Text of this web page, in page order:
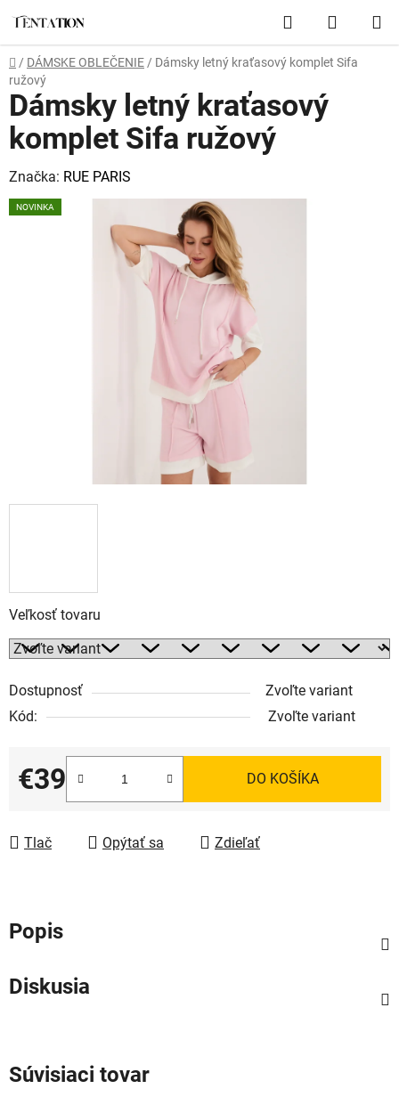
obsah
Hľadať
KOŠÍK
Domov
/ DÁMSKE OBLEČENIE / Dámsky letný kraťasový komplet Sifa
ružový
Veľkosť tovaru
Dostupnosť
Zvoľte variant
Kód:
Zvoľte variant
€39
Jednotková cena:
DO KOŠÍKA
Tlač Opýtať sa Zdieľať
Dámsky letný kraťasový
komplet Sifa ružový
Značka: RUE PARIS
NOVINKA
Popis
Diskusia
Súvisiaci tovar